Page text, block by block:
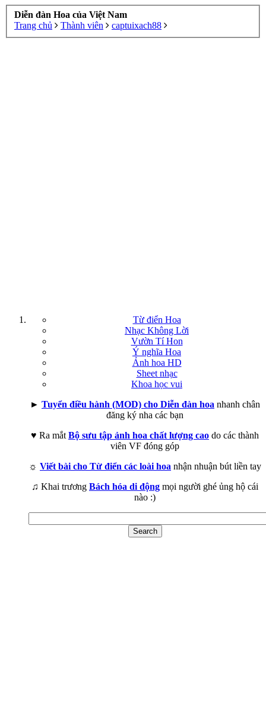
Diễn đàn Hoa của Việt Nam
Trang chủ
Thành viên captuixach88
Từ điển Hoa
Nhạc Không Lời
Vườn Tí Hon
Ý nghĩa Hoa
Ảnh hoa HD
Sheet nhạc
Khoa học vui
► Tuyển điều hành (MOD) cho Diễn đàn hoa nhanh chân
đăng ký nha các bạn
♥ Ra mắt Bộ sưu tập ảnh hoa chất lượng cao do các thành
viên VF đóng góp
☼ Viết bài cho Từ điển các loài hoa nhận nhuận bút liền tay
♫ Khai trương Bách hóa di động mọi người ghé ủng hộ cái
nào :)